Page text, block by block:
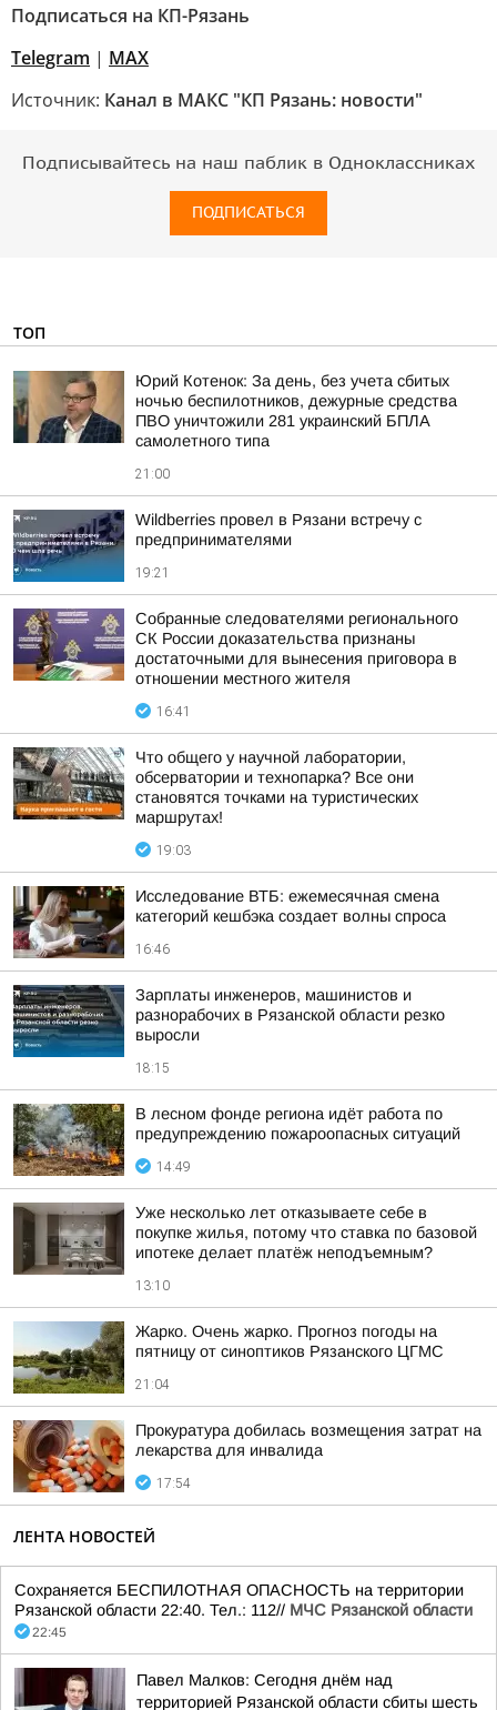
Подписаться на КП-Рязань
Telegram | МАХ
Источник: Канал в МАКС "КП Рязань: новости"
Подписывайтесь на наш паблик в Одноклассниках
ПОДПИСАТЬСЯ
ТОП
Юрий Котенок: За день, без учета сбитых
ночью беспилотников, дежурные средства
ПВО уничтожили 281 украинский БПЛА
самолетного типа
21:00
Wildberries провел в Рязани встречу с
предпринимателями
19:21
Собранные следователями регионального
СК России доказательства признаны
достаточными для вынесения приговора в
отношении местного жителя
16:41
Что общего у научной лаборатории,
обсерватории и технопарка? Все они
становятся точками на туристических
маршрутах!
19:03
Исследование ВТБ: ежемесячная смена
категорий кешбэка создает волны спроса
16:46
Зарплаты инженеров, машинистов и
разнорабочих в Рязанской области резко
выросли
18:15
В лесном фонде региона идёт работа по
предупреждению пожароопасных ситуаций
14:49
Уже несколько лет отказываете себе в
покупке жилья, потому что ставка по базовой
ипотеке делает платёж неподъемным?
13:10
Жарко. Очень жарко. Прогноз погоды на
пятницу от синоптиков Рязанского ЦГМС
21:04
Прокуратура добилась возмещения затрат на
лекарства для инвалида
17:54
ЛЕНТА НОВОСТЕЙ
Сохраняется БЕСПИЛОТНАЯ ОПАСНОСТЬ на территории
Рязанской области 22:40. Тел.: 112// МЧС Рязанской области
22:45
Павел Малков: Сегодня днём над
территорией Рязанской области сбиты шесть